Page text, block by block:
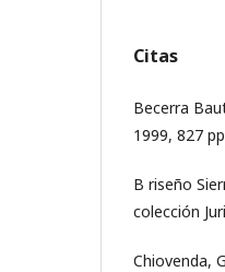
Citas
Becerra
1999, 827
B riseño
colección
Chiovenda,